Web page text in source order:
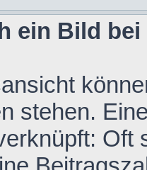
ein Bild
stehen.
Oft